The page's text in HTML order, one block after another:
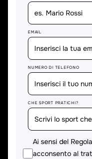
EMAIL
NUMERO DI TELEFONO
CHE SPORT PRATICHI?
Ai sensi del
acconsento al